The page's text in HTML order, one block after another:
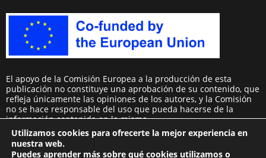
Utilizamos cookies para ofrecerte la mejor experiencia en
nuestra web.
Puedes aprender más sobre qué cookies utilizamos o
El apoyo de la Comisión Europea a la producción de esta
publicación no constituye una aprobación de su contenido, que
refleja únicamente las opiniones de los autores, y la Comisión
no se hace responsable del uso que pueda hacerse de la
información contenida en la misma.